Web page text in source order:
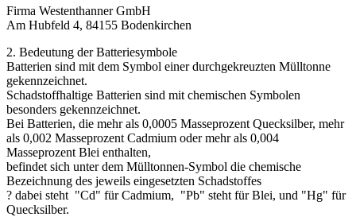
Firma Westenthanner GmbH
Am Hubfeld 4, 84155 Bodenkirchen
2. Bedeutung der Batteriesymbole
Batterien sind mit dem Symbol einer durchgekreuzten Mülltonne
gekennzeichnet.
Schadstoffhaltige Batterien sind mit chemischen Symbolen
besonders gekennzeichnet.
Bei Batterien, die mehr als 0,0005 Masseprozent Quecksilber, mehr
als 0,002 Masseprozent Cadmium oder mehr als 0,004
Masseprozent Blei enthalten,
befindet sich unter dem Mülltonnen-Symbol die chemische
Bezeichnung des jeweils eingesetzten Schadstoffes
? dabei steht "Cd" für Cadmium, "Pb" steht für Blei, und "Hg" für
Quecksilber.